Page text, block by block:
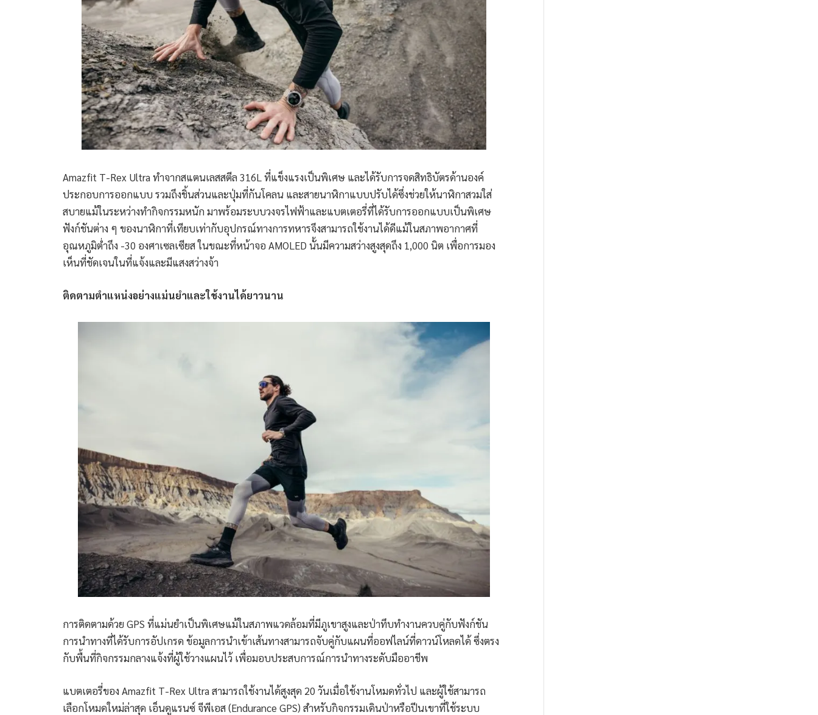
Amazfit T-Rex Ultra ทำจากสแตนเลสสตีล 316L ที่แข็งแรงเป็นพิเศษ และได้รับการจดสิทธิบัตรด้านองค์
ประกอบการออกแบบ รวมถึงชิ้นส่วนและปุ่มที่กันโคลน และสายนาฬิกาแบบปรับได้ซึ่งช่วยให้นาฬิกาสวมใส่
สบายแม้ในระหว่างทำกิจกรรมหนัก มาพร้อมระบบวงจรไฟฟ้าและแบตเตอรี่ที่ได้รับการออกแบบเป็นพิเศษ
ฟังก์ชันต่าง ๆ ของนาฬิกาที่เทียบเท่ากับอุปกรณ์ทางการทหารจึงสามารถใช้งานได้ดีแม้ในสภาพอากาศที่
อุณหภูมิต่ำถึง -30 องศาเซลเซียส ในขณะที่หน้าจอ AMOLED นั้นมีความสว่างสูงสุดถึง 1,000 นิต เพื่อการมอง
เห็นที่ชัดเจนในที่แจ้งและมีแสงสว่างจ้า
ติดตามตำแหน่งอย่างแม่นยำและใช้งานได้ยาวนาน
การติดตามด้วย GPS ที่แม่นยำเป็นพิเศษแม้ในสภาพแวดล้อมที่มีภูเขาสูงและป่าทึบทำงานควบคู่กับฟังก์ชัน
การนำทางที่ได้รับการอัปเกรด ข้อมูลการนำเข้าเส้นทางสามารถจับคู่กับแผนที่ออฟไลน์ที่ดาวน์โหลดได้ ซึ่งตรง
กับพื้นที่กิจกรรมกลางแจ้งที่ผู้ใช้วางแผนไว้ เพื่อมอบประสบการณ์การนำทางระดับมืออาชีพ
แบตเตอรี่ของ Amazfit T-Rex Ultra สามารถใช้งานได้สูงสุด 20 วันเมื่อใช้งานโหมดทั่วไป และผู้ใช้สามารถ
เลือกโหมดใหม่ล่าสุด เอ็นดูแรนซ์ จีพีเอส (Endurance GPS) สำหรับกิจกรรมเดินป่าหรือปีนเขาที่ใช้ระบบ